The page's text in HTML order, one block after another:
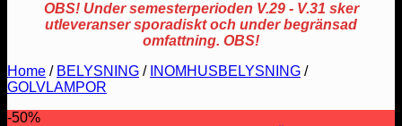
OBS! Under semesterperioden V.29 - V.31 sker
utleveranser sporadiskt och under begränsad
omfattning. OBS!
Home / BELYSNING / INOMHUSBELYSNING /
GOLVLAMPOR
-50%